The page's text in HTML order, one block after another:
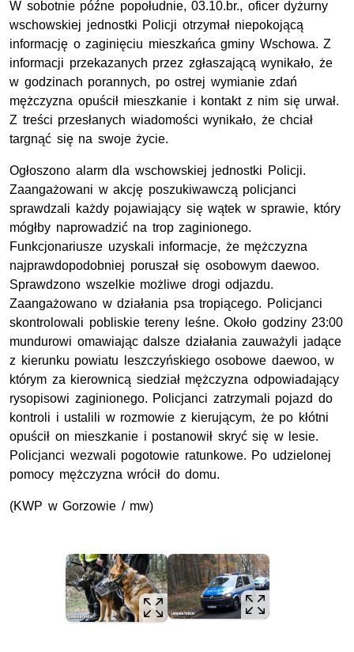
W sobotnie późne popołudnie, 03.10.br., oficer dyżurny
wschowskiej jednostki Policji otrzymał niepokojącą
informację o zaginięciu mieszkańca gminy Wschowa. Z
informacji przekazanych przez zgłaszającą wynikało, że
w godzinach porannych, po ostrej wymianie zdań
mężczyzna opuścił mieszkanie i kontakt z nim się urwał.
Z treści przesłanych wiadomości wynikało, że chciał
targnąć się na swoje życie.
Ogłoszono alarm dla wschowskiej jednostki Policji.
Zaangażowani w akcję poszukiwawczą policjanci
sprawdzali każdy pojawiający się wątek w sprawie, który
mógłby naprowadzić na trop zaginionego.
Funkcjonariusze uzyskali informacje, że mężczyzna
najprawdopodobniej poruszał się osobowym daewoo.
Sprawdzono wszelkie możliwe drogi odjazdu.
Zaangażowano w działania psa tropiącego. Policjanci
skontrolowali pobliskie tereny leśne. Około godziny 23:00
mundurowi omawiając dalsze działania zauważyli jadące
z kierunku powiatu leszczyńskiego osobowe daewoo, w
którym za kierownicą siedział mężczyzna odpowiadający
rysopisowi zaginionego. Policjanci zatrzymali pojazd do
kontroli i ustalili w rozmowie z kierującym, że po kłótni
opuścił on mieszkanie i postanowił skryć się w lesie.
Policjanci wezwali pogotowie ratunkowe. Po udzielonej
pomocy mężczyzna wrócił do domu.
(KWP w Gorzowie / mw)